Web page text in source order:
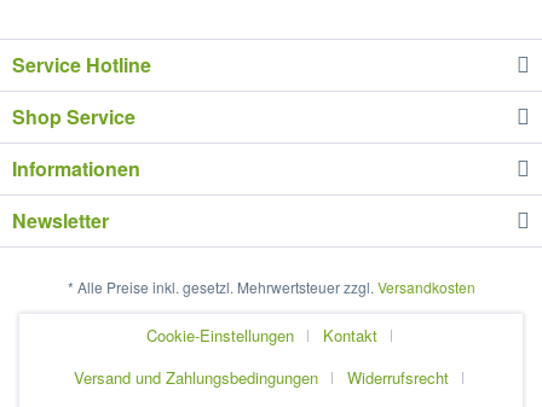
Service Hotline
Shop Service
Informationen
Newsletter
* Alle Preise inkl. gesetzl. Mehrwertsteuer zzgl. Versandkosten
Cookie-Einstellungen
Kontakt
Versand und Zahlungsbedingungen
Widerrufsrecht